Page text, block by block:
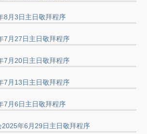
8月3日主日敬拜程序
7月27日主日敬拜程序
7月20日主日敬拜程序
7月13日主日敬拜程序
7月6日主日敬拜程序
年6月29日主日敬拜程序